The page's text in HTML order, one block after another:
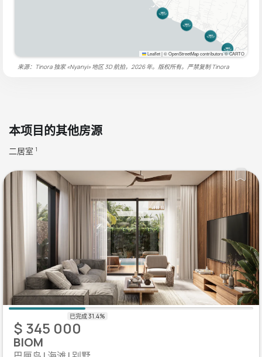
Leaflet|© OpenStreetMap contributors © CARTO
来源：Tinora 独家 «Nyanyi» 地区 3D 航拍，2026 年。版权所有。严禁复制Tinora
本项目的其他房源
二居室 1
$ 345 000
BIOM